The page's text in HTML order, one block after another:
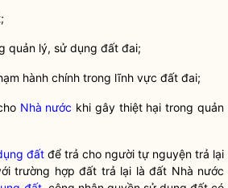
quản lý, sử dụng đất đai;
hành chính trong lĩnh vực đất đai;
Nhà nước khi gây thiệt hại trong quản
đất để trả cho người tự nguyện trả lại
trường hợp đất trả lại là đất Nhà nước